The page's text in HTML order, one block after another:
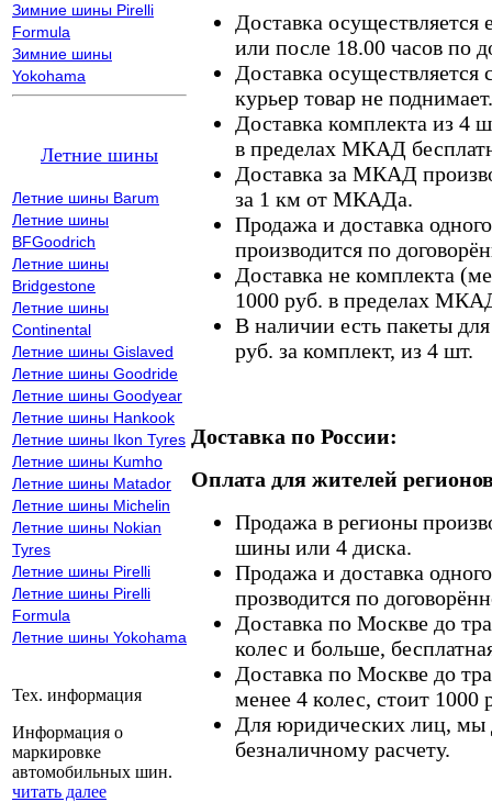
Зимние шины Pirelli
Formula
Зимние шины
Yokohama
Летние шины
Летние шины Barum
Летние шины
BFGoodrich
Летние шины
Bridgestone
Летние шины
Continental
Летние шины Gislaved
Летние шины Goodride
Летние шины Goodyear
Летние шины Hankook
Летние шины Ikon Tyres
Летние шины Kumho
Летние шины Matador
Летние шины Michelin
Летние шины Nokian
Tyres
Летние шины Pirelli
Летние шины Pirelli
Formula
Летние шины Yokohama
Тех. информация
Информация о
маркировке
автомобильных шин.
читать далее
Доставка осуществляется
или после 18.00 часов по
Доставка осуществляется
курьер товар не поднимает.
Доставка комплекта из 4
в пределах МКАД
Доставка за МКАД
за 1 км от МКАДа.
Продажа и доставка
производится по
Доставка не комплекта
1000 руб. в пределах
В наличии есть пакеты
руб. за комплект, из 4 шт.
Доставка по России:
Оплата для жителей
Продажа в регионы
шины или 4 диска.
Продажа и доставка
прозводится по
Доставка по Москве до
колес и больше,
Доставка по Москве до
менее 4 колес, стоит 1000
Для юридических лиц, мы
безналичному расчету.